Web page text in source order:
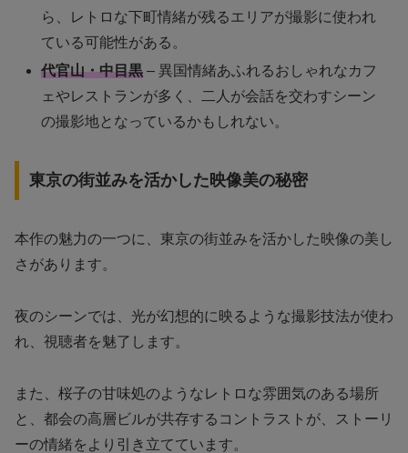
ら、レトロな下町情緒が残るエリアが撮影に使われ
ている可能性がある。
代官山・中目黒 – 異国情緒あふれるおしゃれなカフ
ェやレストランが多く、二人が会話を交わすシーン
の撮影地となっているかもしれない。
東京の街並みを活かした映像美の秘密
本作の魅力の一つに、東京の街並みを活かした映像の美し
さがあります。
夜のシーンでは、光が幻想的に映るような撮影技法が使わ
れ、視聴者を魅了します。
また、桜子の甘味処のようなレトロな雰囲気のある場所
と、都会の高層ビルが共存するコントラストが、ストーリ
ーの情緒をより引き立てています。